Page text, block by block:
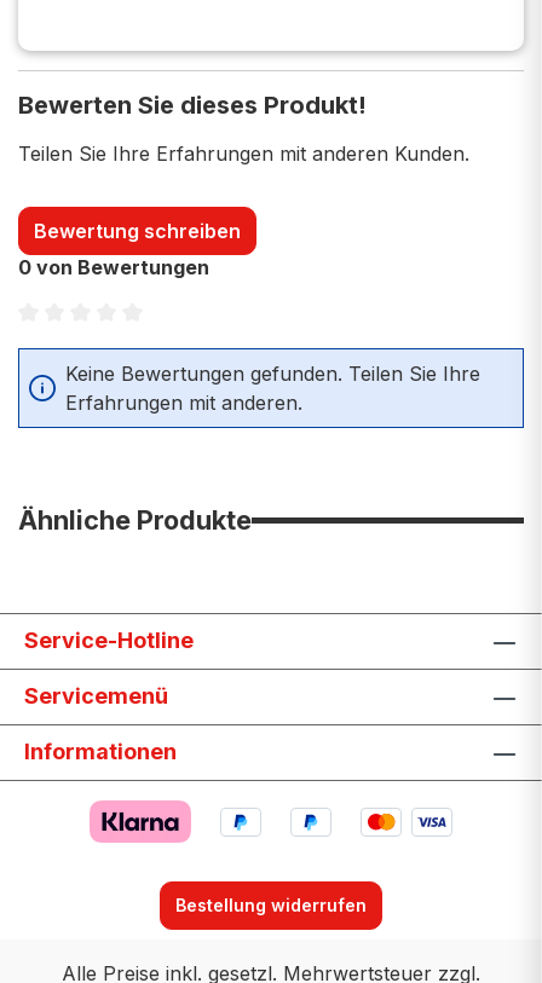
Bewerten Sie dieses Produkt!
Teilen Sie Ihre Erfahrungen mit anderen Kunden.
Bewertung schreiben
0 von Bewertungen
Durchschnittliche Bewertung von 0 von 5 Sternen
Keine Bewertungen gefunden. Teilen Sie Ihre
Erfahrungen mit anderen.
Ähnliche Produkte
Service-Hotline
Servicemenü
Informationen
Bestellung widerrufen
Alle Preise inkl. gesetzl. Mehrwertsteuer zzgl.